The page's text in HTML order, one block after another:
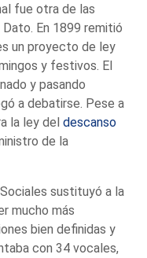
fue otra de las
En 1899 remitió
un proyecto de ley
y festivos. El
y pasando
a debatirse. Pese a
la ley deldescanso
de la
sustituyó a la
mucho más
bien definidas y
con 34 vocales,